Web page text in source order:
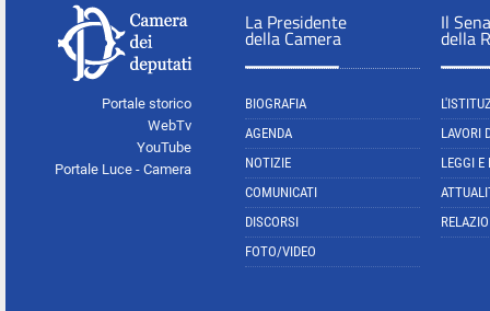
Portale storico
WebTv
YouTube
Portale Luce - Camera
La Presidente
della Camera
BIOGRAFIA
AGENDA
NOTIZIE
COMUNICATI
DISCORSI
FOTO/VIDEO
Il
della
LAVORI
LEGGI E